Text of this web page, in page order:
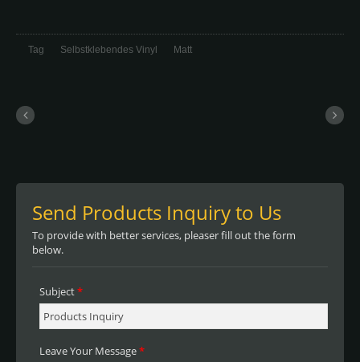
Tag Selbstklebendes Vinyl Matt